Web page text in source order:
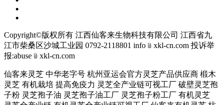
Copyright©版权所有 江西仙客来生物科技有限公司 江西省九
江市柴桑区沙城工业园 0792-2118801 info﹫xkl-cn.com 投诉举
报:abuse﹫xkl-cn.com
仙客来灵芝 中华老字号 杭州亚运会官方灵芝产品供应商 椴木
灵芝 有机栽培 提高免疫力 灵芝全产业链可视工厂 破壁灵芝孢
子粉 灵芝孢子油 灵芝孢子油工厂 灵芝孢子粉工厂 有机灵芝